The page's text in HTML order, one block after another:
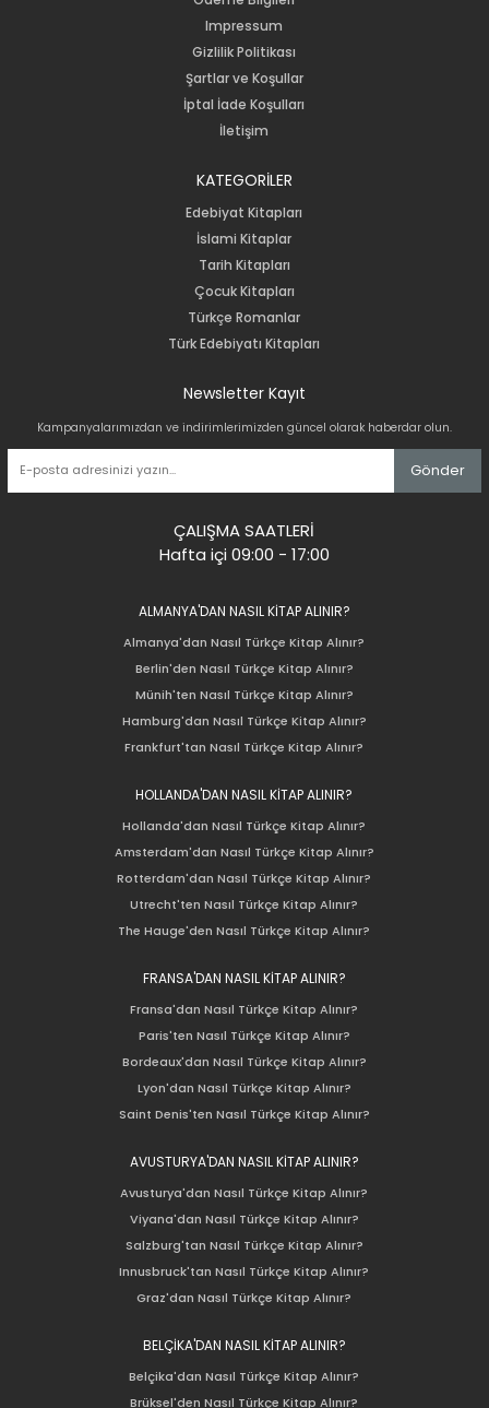
Impressum
Gizlilik Politikası
Şartlar ve Koşullar
İptal İade Koşulları
İletişim
KATEGORİLER
Edebiyat Kitapları
İslami Kitaplar
Tarih Kitapları
Çocuk Kitapları
Türkçe Romanlar
Türk Edebiyatı Kitapları
Newsletter Kayıt
Kampanyalarımızdan ve indirimlerimizden güncel olarak haberdar olun.
Gönder
ÇALIŞMA SAATLERİ
Hafta içi 09:00 - 17:00
ALMANYA'DAN NASIL KİTAP ALINIR?
Almanya'dan Nasıl Türkçe Kitap Alınır?
Berlin'den Nasıl Türkçe Kitap Alınır?
Münih'ten Nasıl Türkçe Kitap Alınır?
Hamburg'dan Nasıl Türkçe Kitap Alınır?
Frankfurt'tan Nasıl Türkçe Kitap Alınır?
HOLLANDA'DAN NASIL KİTAP ALINIR?
Hollanda'dan Nasıl Türkçe Kitap Alınır?
Amsterdam'dan Nasıl Türkçe Kitap Alınır?
Rotterdam'dan Nasıl Türkçe Kitap Alınır?
Utrecht'ten Nasıl Türkçe Kitap Alınır?
The Hauge'den Nasıl Türkçe Kitap Alınır?
FRANSA'DAN NASIL KİTAP ALINIR?
Fransa'dan Nasıl Türkçe Kitap Alınır?
Paris'ten Nasıl Türkçe Kitap Alınır?
Bordeaux'dan Nasıl Türkçe Kitap Alınır?
Lyon'dan Nasıl Türkçe Kitap Alınır?
Saint Denis'ten Nasıl Türkçe Kitap Alınır?
AVUSTURYA'DAN NASIL KİTAP ALINIR?
Avusturya'dan Nasıl Türkçe Kitap Alınır?
Viyana'dan Nasıl Türkçe Kitap Alınır?
Salzburg'tan Nasıl Türkçe Kitap Alınır?
Innusbruck'tan Nasıl Türkçe Kitap Alınır?
Graz'dan Nasıl Türkçe Kitap Alınır?
BELÇİKA'DAN NASIL KİTAP ALINIR?
Belçika'dan Nasıl Türkçe Kitap Alınır?
Brüksel'den Nasıl Türkçe Kitap Alınır?